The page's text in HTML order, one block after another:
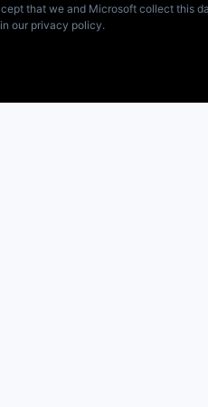
that we and Microsoft collect this
our privacy policy.